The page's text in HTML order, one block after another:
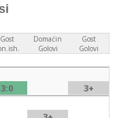
Gost
Domaćin
Golovi
Gost
Golovi
3:0 3+